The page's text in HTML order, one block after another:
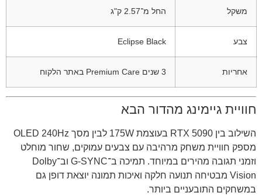
משקל החל מ־2.57 ק"ג
צבע Eclipse Black
אחריות 3 שנים Premium Care באתר הלקוח
חוויית גיימינג מהדור הבא
השילוב בין RTX 5090 בעוצמת 175W לבין מסך OLED 240Hz
מספק חוויית משחק מרהיבה עם צבעים עמוקים, שחור מוחלט
וזמני תגובה מהירים במיוחד. תמיכה ב־G-SYNC וב־Dolby
Vision מבטיחה תנועה חלקה ואיכות תמונה יוצאת דופן גם
במשחקים התובעניים ביותר.